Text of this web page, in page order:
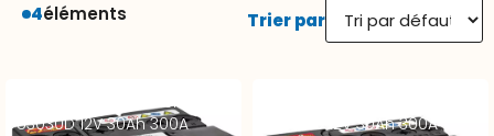
4éléments Trier par
Batterie Auto Banner
53030D 12V 30Ah 300A
53034G 12V 30Ah 300A